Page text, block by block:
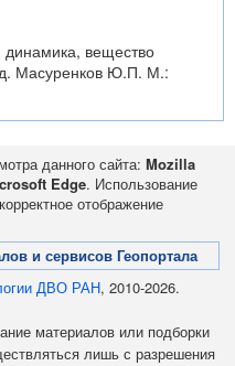
динамика, вещество
Масуренков Ю.П. М.:
данного сайта: Mozilla
Edge. Использование
отображение
и сервисов Геопортала
ДВО РАН, 2010-2026.
материалов или подборки
лишь с разрешения